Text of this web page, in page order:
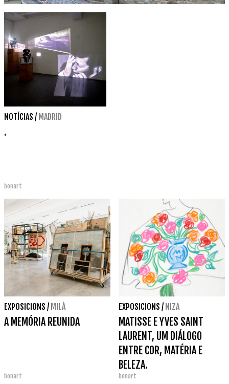
NOTÍCIAS / MADRID
.
bonart
EXPOSICIONS / MILÀ
A MEMÓRIA REUNIDA
bonart
EXPOSICIONS / NIZA
MATISSE E YVES SAINT
LAURENT, UM DIÁLOGO
ENTRE COR, MATÉRIA E
BELEZA.
bonart